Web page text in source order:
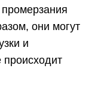
они могут
и